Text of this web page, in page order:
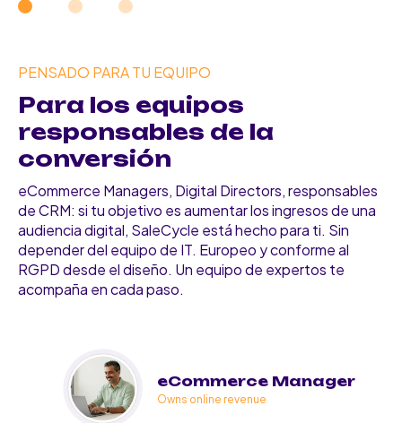
PENSADO PARA TU EQUIPO
Para los equipos
responsables de la
conversión
eCommerce Managers, Digital Directors, responsables
de CRM: si tu objetivo es aumentar los ingresos de una
audiencia digital, SaleCycle está hecho para ti. Sin
depender del equipo de IT. Europeo y conforme al
RGPD desde el diseño. Un equipo de expertos te
acompaña en cada paso.
eCommerce Manager
Owns online revenue